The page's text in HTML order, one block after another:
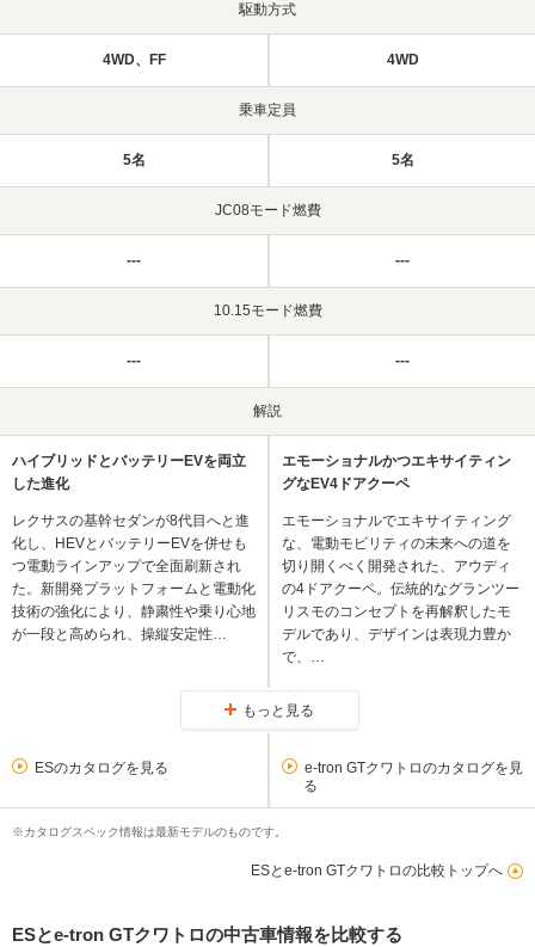
駆動方式
4WD、FF 4WD
乗車定員
5名 5名
JC08モード燃費
--- ---
10.15モード燃費
--- ---
解説
ハイブリッドとバッテリーEVを両立
した進化
レクサスの基幹セダンが8代目へと進
化し、HEVとバッテリーEVを併せも
つ電動ラインアップで全面刷新され
た。新開発プラットフォームと電動化
技術の強化により、静粛性や乗り心地
が一段と高められ、操縦安定性…
エモーショナルかつエキサイティン
グなEV4ドアクーペ
エモーショナルでエキサイティング
な、電動モビリティの未来への道を
切り開くべく開発された、アウディ
の4ドアクーペ。伝統的なグランツー
リスモのコンセプトを再解釈したモ
デルであり、デザインは表現力豊か
で、…
もっと見る
ESのカタログを見る
e-tron GTクワトロのカタログを見
る
※カタログスペック情報は最新モデルのものです。
ESとe-tron GTクワトロの比較トップへ
ESとe-tron GTクワトロの中古車情報を比較する